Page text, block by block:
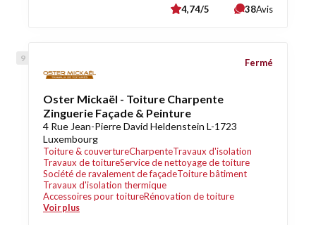
4,74/5 38Avis
Oster Mickaël - Toiture Charpente
Zinguerie Façade & Peinture
4 Rue Jean-Pierre David Heldenstein L-1723
Luxembourg
Toiture & couvertureCharpenteTravaux d'isolation
Travaux de toitureService de nettoyage de toiture
Société de ravalement de façadeToiture bâtiment
Travaux d'isolation thermique
Accessoires pour toitureRénovation de toiture
Voir plus
Fermé